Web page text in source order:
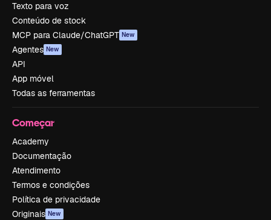
Texto para voz
Conteúdo de stock
MCP para Claude/ChatGPT New
Agentes New
API
App móvel
Todas as ferramentas
Começar
Academy
Documentação
Atendimento
Termos e condições
Política de privacidade
Originais New